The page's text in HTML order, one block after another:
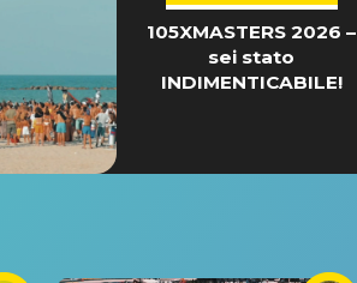
105XMASTERS 2026 –
sei stato
INDIMENTICABILE!